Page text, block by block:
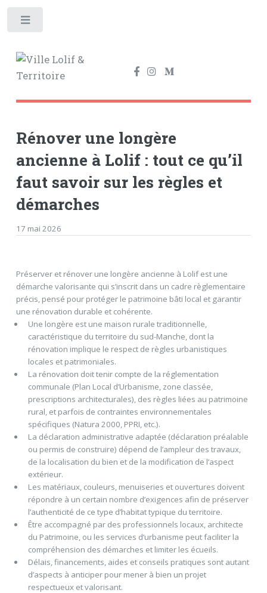
Rénover une longère
ancienne à Lolif : tout ce qu’il
faut savoir sur les règles et
démarches
17 mai 2026
Préserver et rénover une longère ancienne à Lolif est une
démarche valorisante qui s’inscrit dans un cadre règlementaire
précis, pensé pour protéger le patrimoine bâti local et garantir
une rénovation durable et cohérente.
Une longère est une maison rurale traditionnelle,
caractéristique du territoire du sud-Manche, dont la
rénovation implique le respect de règles urbanistiques
locales et patrimoniales.
La rénovation doit tenir compte de la réglementation
communale (Plan Local d’Urbanisme, zone classée,
prescriptions architecturales), des règles liées au patrimoine
rural, et parfois de contraintes environnementales
spécifiques (Natura 2000, PPRI, etc.).
La déclaration administrative adaptée (déclaration préalable
ou permis de construire) dépend de l’ampleur des travaux,
de la localisation du bien et de la modification de l’aspect
extérieur.
Les matériaux, couleurs, menuiseries et ouvertures doivent
répondre à un certain nombre d’exigences afin de préserver
l’authenticité de ce type d’habitat typique du territoire.
Être accompagné par des professionnels locaux, architecte
du Patrimoine, ou les services d’urbanisme peut faciliter la
compréhension des démarches et limiter les écueils.
Délais, financements, aides et conseils pratiques sont autant
d’aspects à anticiper pour mener à bien un projet
respectueux et valorisant.